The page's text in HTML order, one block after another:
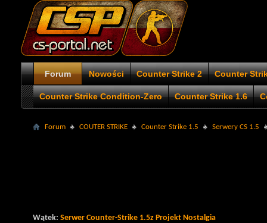
Forum Nowości Counter Strike 2 Counter
Counter Strike Condition-Zero Counter Strike 1.6
Forum COUTER STRIKE Counter Strike 1.5 Serwery CS 1.5
Wątek: Serwer Counter-Strike 1.5z Projekt Nostalgia